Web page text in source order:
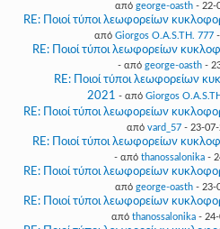
από george-oasth- 22-
RE: Ποιοί τύποι λεωφορείων
από Giorgos O.A.S.TH. 777-
RE: Ποιοί τύποι λεωφορείων
- από george-oasth-
RE: Ποιοί τύποι λεωφορείων
2021 - από Giorgos
RE: Ποιοί τύποι λεωφορείων
από vard_57- 23-07-
RE: Ποιοί τύποι λεωφορείων
- από thanossalonika -
RE: Ποιοί τύποι λεωφορείων
από george-oasth- 23-
RE: Ποιοί τύποι λεωφορείων
από thanossalonika -